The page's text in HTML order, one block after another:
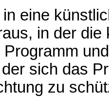
in eine
in der die
sich das
zu